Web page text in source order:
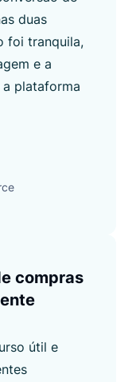
duas
foi tranquila,
e a
a plataforma
compras
útil e